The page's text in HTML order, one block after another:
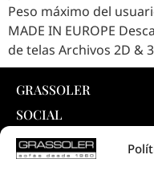
Peso máximo del
MADE IN EUROPE
de telas Archivos 2D &
GRASSOLER
SOCIAL
INTELLIGENT SYSTEM
PRODUCTOS